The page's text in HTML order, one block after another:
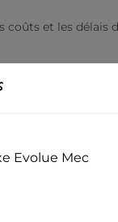
et les délais
tombé net,
Evolue Mec